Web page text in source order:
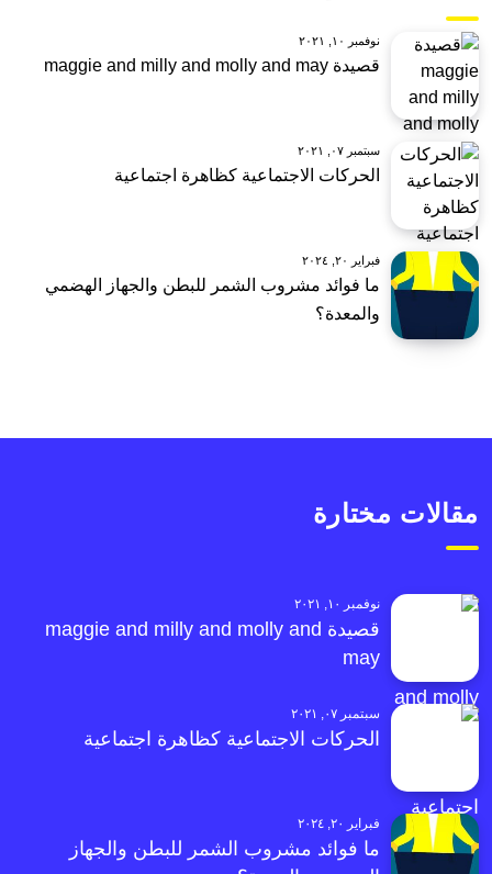
نوفمبر ١٠, ٢٠٢١
قصيدة maggie and milly and molly and may
سبتمبر ٠٧, ٢٠٢١
الحركات الاجتماعية كظاهرة اجتماعية
فبراير ٢٠, ٢٠٢٤
ما فوائد مشروب الشمر للبطن والجهاز الهضمي
والمعدة؟
مقالات مختارة
نوفمبر ١٠, ٢٠٢١
قصيدة maggie and milly and molly and
may
سبتمبر ٠٧, ٢٠٢١
الحركات الاجتماعية كظاهرة اجتماعية
فبراير ٢٠, ٢٠٢٤
ما فوائد مشروب الشمر للبطن والجهاز